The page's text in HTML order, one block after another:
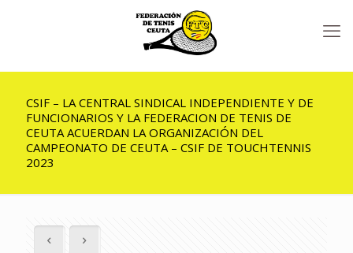
CSIF – LA CENTRAL SINDICAL INDEPENDIENTE Y DE
FUNCIONARIOS Y LA FEDERACION DE TENIS DE
CEUTA ACUERDAN LA ORGANIZACIÓN DEL
CAMPEONATO DE CEUTA – CSIF DE TOUCHTENNIS
2023